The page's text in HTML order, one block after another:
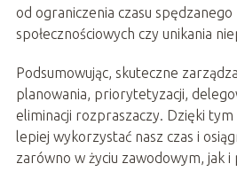
od ograniczenia czasu spędzanego
społecznościowych czy unikania
Podsumowując, skuteczne
planowania, priorytetyzacji,
eliminacji rozpraszaczy. Dzięki
lepiej wykorzystać nasz czas i
zarówno w życiu zawodowym, jak i